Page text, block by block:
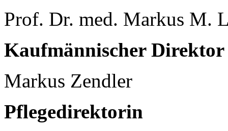
Prof. Dr. med. Markus M.
Kaufmännischer Direktor
Markus Zendler
Pflegedirektorin